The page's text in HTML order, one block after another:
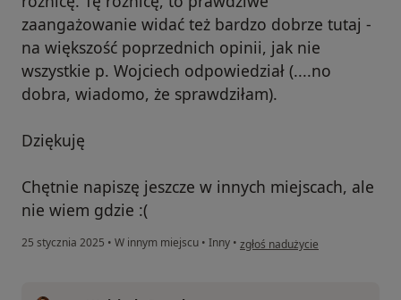
zaangażowanie widać też bardzo dobrze tutaj -
na większość poprzednich opinii, jak nie
wszystkie p. Wojciech odpowiedział (....no
dobra, wiadomo, że sprawdziłam).
Dziękuję
Chętnie napiszę jeszcze w innych miejscach, ale
nie wiem gdzie :(
25 stycznia 2025 • W innym miejscu • Inny • w opinii użytkownika Aisuna
zgłoś nadużycie